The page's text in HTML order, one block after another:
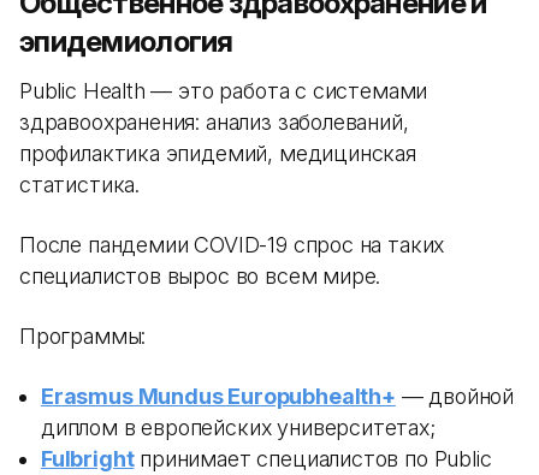
эпидемиология
Public Health — это работа с системами
здравоохранения: анализ заболеваний,
профилактика эпидемий, медицинская
статистика.
После пандемии COVID-19 спрос на таких
специалистов вырос во всем мире.
Программы:
Erasmus Mundus Europubhealth+ — двойной
диплом в европейских университетах;
Fulbrightпринимает специалистов по Public